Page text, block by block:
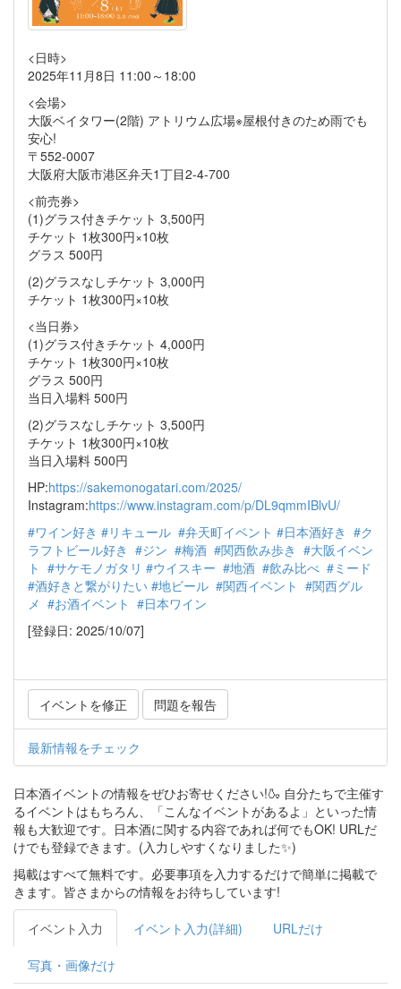
<日時>
2025年11月8日 11:00～18:00
<会場>
大阪ベイタワー(2階) アトリウム広場※屋根付きのため雨でも
安心!
〒552-0007
大阪府大阪市港区弁天1丁目2-4-700
<前売券>
(1)グラス付きチケット 3,500円
チケット 1枚300円×10枚
グラス 500円
(2)グラスなしチケット 3,000円
チケット 1枚300円×10枚
<当日券>
(1)グラス付きチケット 4,000円
チケット 1枚300円×10枚
グラス 500円
当日入場料 500円
(2)グラスなしチケット 3,500円
チケット 1枚300円×10枚
当日入場料 500円
HP:https://sakemonogatari.com/2025/
Instagram:https://www.instagram.com/p/DL9qmmIBlvU/
#ワイン好き #リキュール #弁天町イベント #日本酒好き #ク
ラフトビール好き #ジン #梅酒 #関西飲み歩き #大阪イベン
ト #サケモノガタリ #ウイスキー #地酒 #飲み比べ #ミード
#酒好きと繋がりたい #地ビール #関西イベント #関西グル
メ #お酒イベント #日本ワイン
[登録日: 2025/10/07]
イベントを修正 問題を報告
最新情報をチェック
日本酒イベントの情報をぜひお寄せください!🍶 自分たちで主催す
るイベントはもちろん、「こんなイベントがあるよ」といった情
報も大歓迎です。日本酒に関する内容であれば何でもOK! URLだ
けでも登録できます。(入力しやすくなりました✨)
掲載はすべて無料です。必要事項を入力するだけで簡単に掲載で
きます。皆さまからの情報をお待ちしています!
イベント入力 イベント入力(詳細) URLだけ
写真・画像だけ